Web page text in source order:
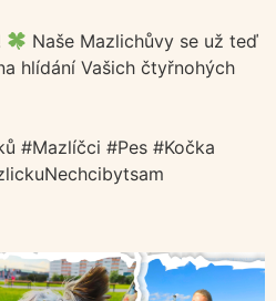
Naše Mazlichůvy se už teď
hlídání Vašich čtyřnohých
#Mazlíčci #Pes #Kočka